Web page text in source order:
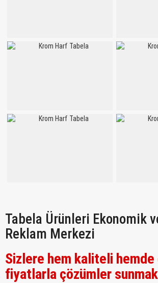
Tabela Ürünleri Ekonomik
Reklam Merkezi
Sizlere hem kaliteli
fiyatlarla çözümler